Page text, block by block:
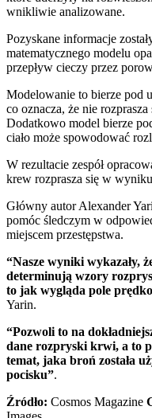
wnikliwie analizowane.
Pozyskane informacje
matematycznego modelu
przepływ cieczy przez
Modelowanie to bierze pod
co oznacza, że nie
Dodatkowo model bierze
ciało może spowodować
W rezultacie zespół
krew rozprasza się w wyniku
Główny autor Alexander
pomóc śledczym w
miejscem przestępstwa.
“Nasze wyniki wykazały,
determinują wzory
to jak wygląda pole
Yarin.
“Pozwoli to na
dane rozpryski krwi, a to
temat, jaka broń została
pocisku”.
Źródło: Cosmos Magazine